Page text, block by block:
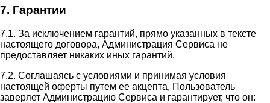
7. Гарантии
7.1. За исключением гарантий, прямо указанных в тексте
настоящего договора, Администрация Сервиса не
предоставляет никаких иных гарантий.
7.2. Соглашаясь с условиями и принимая условия
настоящей оферты путем ее акцепта, Пользователь
заверяет Администрацию Сервиса и гарантирует, что он: